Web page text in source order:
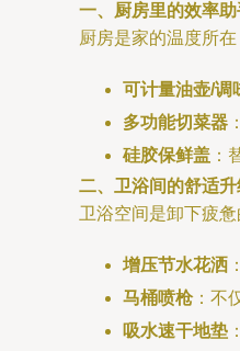
一、厨房里的效率助
厨房是家的温度所
可计量油壶/调
多功能切菜器
硅胶保鲜盖 ：
二、卫浴间的舒适升
卫浴空间是卸下疲
增压节水花洒
马桶喷枪：不
吸水速干地垫